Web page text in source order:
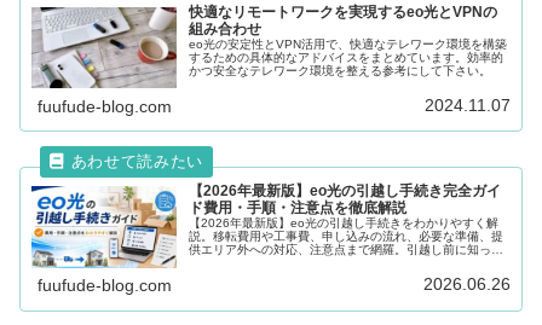
快適なリモートワークを実現するeo光とVPNの
組み合わせ
eo光の安定性とVPN活用で、快適なテレワーク環境を構築
するための具体的なアドバイスをまとめています。効率的
かつ安全なテレワーク環境を整える参考にして下さい。
fuufude-blog.com 2024.11.07
【2026年最新版】eo光の引越し手続き完全ガイ
ド費用・手順・注意点を徹底解説
【2026年最新版】eo光の引越し手続きをわかりやすく解
説。移転費用や工事費、申し込みの流れ、必要な準備、提
供エリア外への対応、注意点まで網羅。引越し前に知って
fuufude-blog.com 2026.06.26